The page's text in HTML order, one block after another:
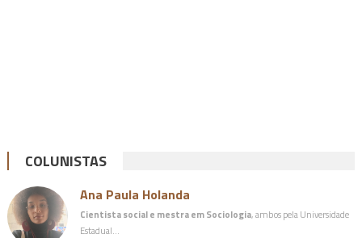
COLUNISTAS
Ana Paula Holanda
Cientista social e mestra em Sociologia, ambos pela Universidade
Estadual…